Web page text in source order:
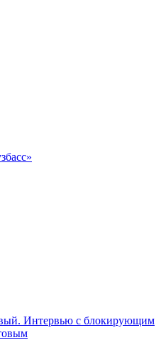
Интервью с блокирующим